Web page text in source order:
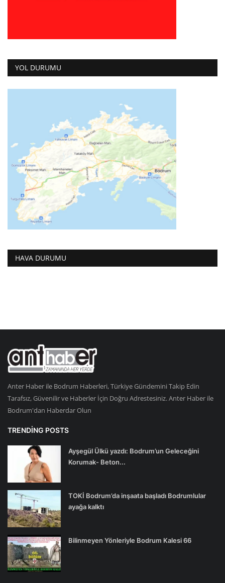
YOL DURUMU
HAVA DURUMU
Anter Haber ile Bodrum Haberleri, Türkiye Gündemini Takip Edin
Tarafsız, Güvenilir ve Haberler İçin Doğru Adrestesiniz. Anter Haber ile
Bodrum'dan Haberdar Olun
TRENDING POSTS
Ayşegül Ülkü yazdı: Bodrum’un Geleceğini
Korumak- Beton...
TOKİ Bodrum’da inşaata başladı Bodrumlular
ayağa kalktı
Bilinmeyen Yönleriyle Bodrum Kalesi 66